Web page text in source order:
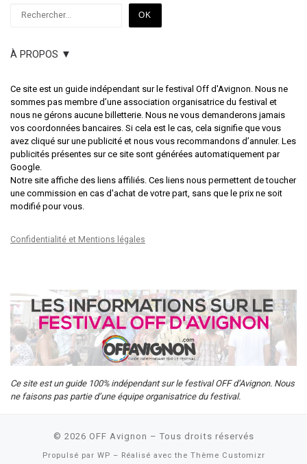
OK
À PROPOS ▼
Ce site est un guide indépendant sur le festival Off d'Avignon. Nous ne
sommes pas membre d’une association organisatrice du festival et
nous ne gérons aucune billetterie. Nous ne vous demanderons jamais
vos coordonnées bancaires. Si cela est le cas, cela signifie que vous
avez cliqué sur une publicité et nous vous recommandons d’annuler. Les
publicités présentes sur ce site sont générées automatiquement par
Google.
Notre site affiche des liens affiliés. Ces liens nous permettent de toucher
une commission en cas d'achat de votre part, sans que le prix ne soit
modifié pour vous.
Confidentialité et Mentions légales
Ce site est un guide 100% indépendant sur le festival OFF d’Avignon. Nous
ne faisons pas partie d’une équipe organisatrice du festival.
© 2026 OFF Avignon – Tous droits réservés
Propulsé par WP – Réalisé avec the Thème Customizr